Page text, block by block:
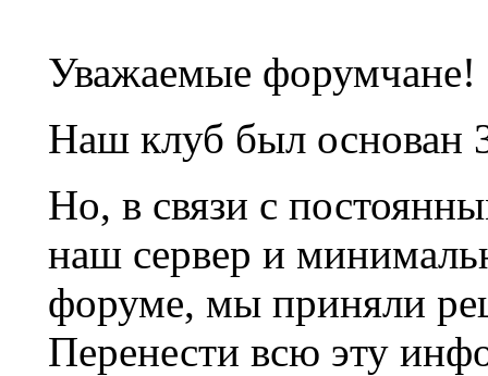
Уважаемые форумчане!
Наш клуб был основан
Но, в связи с
наш сервер и
форуме, мы приняли
Перенести всю эту